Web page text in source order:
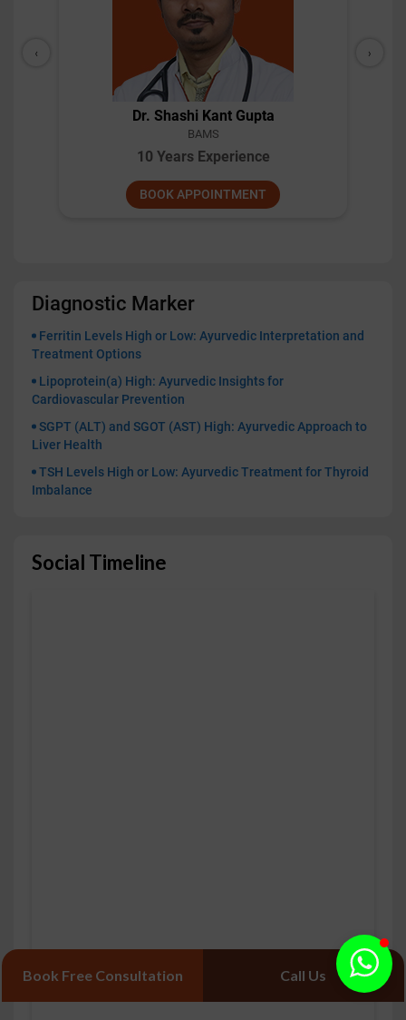
Dr. Shashi Kant Gupta
BAMS
10 Years Experience
BOOK APPOINTMENT
‹ ›
Diagnostic Marker
Ferritin Levels High or Low: Ayurvedic Interpretation and
Treatment Options
Lipoprotein(a) High: Ayurvedic Insights for
Cardiovascular Prevention
SGPT (ALT) and SGOT (AST) High: Ayurvedic Approach to
Liver Health
TSH Levels High or Low: Ayurvedic Treatment for Thyroid
Imbalance
Social Timeline
Book Free Consultation Call Us